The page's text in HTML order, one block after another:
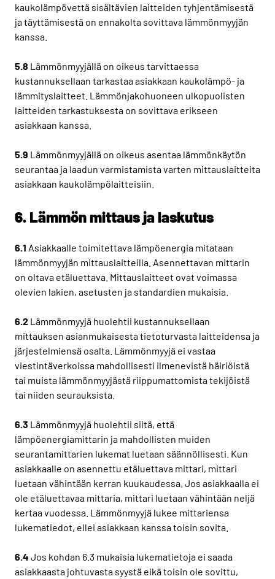
kaukolämpövettä sisältävien laitteiden tyhjentämisestä
ja täyttämisestä on ennakolta sovittava lämmönmyyjän
kanssa.
5.8 Lämmönmyyjällä on oikeus tarvittaessa
kustannuksellaan tarkastaa asiakkaan kaukolämpö- ja
lämmityslaitteet. Lämmönjakohuoneen ulkopuolisten
laitteiden tarkastuksesta on sovittava erikseen
asiakkaan kanssa.
5.9 Lämmönmyyjällä on oikeus asentaa lämmönkäytön
seurantaa ja laadun varmistamista varten mittauslaitteita
asiakkaan kaukolämpölaitteisiin.
6. Lämmön mittaus ja laskutus
6.1 Asiakkaalle toimitettava lämpöenergia mitataan
lämmönmyyjän mittauslaitteilla. Asennettavan mittarin
on oltava etäluettava. Mittauslaitteet ovat voimassa
olevien lakien, asetusten ja standardien mukaisia.
6.2 Lämmönmyyjä huolehtii kustannuksellaan
mittauksen asianmukaisesta tietoturvasta laitteidensa ja
järjestelmiensä osalta. Lämmönmyyjä ei vastaa
viestintäverkoissa mahdollisesti ilmenevistä häiriöistä
tai muista lämmönmyyjästä riippumattomista tekijöistä
tai niiden seurauksista.
6.3 Lämmönmyyjä huolehtii siitä, että
lämpöenergiamittarin ja mahdollisten muiden
seurantamittarien lukemat luetaan säännöllisesti. Kun
asiakkaalle on asennettu etäluettava mittari, mittari
luetaan vähintään kerran kuukaudessa. Jos asiakkaalla ei
ole etäluettavaa mittaria, mittari luetaan vähintään neljä
kertaa vuodessa. Lämmönmyyjä lukee mittariensa
lukematiedot, ellei asiakkaan kanssa toisin sovita.
6.4 Jos kohdan 6.3 mukaisia lukematietoja ei saada
asiakkaasta johtuvasta syystä eikä toisin ole sovittu,